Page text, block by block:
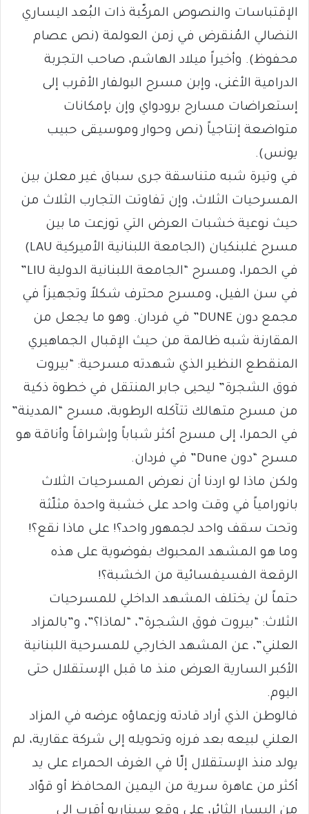
الإقتباسات والنصوص المركّبة ذات البُعد اليساري
النضالي المُنقرض في زمن العولمة (نص عصام
محفوظ). وأخيراً ميلاد الهاشم، صاحب التجربة
الدرامية الأغنى، وإبن مسرح البولفار الأقرب إلى
إستعراضات مسارح برودواي وإن بإمكانات
متواضعة إنتاجياً (نص وحوار وموسيقى حبيب
يونس).
في وتيرة شبه متناسقة جرى سباق غير معلن بين
المسرحيات الثلاث، وإن تفاوتت التجارب الثلاث من
حيث نوعية خشبات العرض التي توزعت ما بين
مسرح غلبنكيان (الجامعة اللبنانية الأميركية LAU)
في الحمرا، ومسرح “الجامعة اللبنانية الدولية LIU”
في سن الفيل، ومسرح محترف شكلاً وتجهيزاً في
مجمع دون DUNE” في فردان. وهو ما يجعل من
المقارنة شبه ظالمة من حيث الإقبال الجماهيري
المنقطع النظير الذي شهدته مسرحية: “بيروت
فوق الشجرة” ليحيى جابر المنتقل في خطوة ذكية
من مسرح متهالك تتآكله الرطوبة، مسرح “المدينة”
في الحمرا، إلى مسرح أكثر شباباً وإشراقاً وأناقة هو
مسرح “دون Dune” في فردان.
ولكن ماذا لو اردنا أن نعرض المسرحيات الثلاث
بانورامياً في وقت واحد على خشبة واحدة مثلّثة
وتحت سقف واحد لجمهور واحد؟! على ماذا نقع؟!
وما هو المشهد المحبوك بفوضوية على هذه
الرقعة الفسيفسائية من الخشبة؟!
حتماً لن يختلف المشهد الداخلي للمسرحيات
الثلاث: “بيروت فوق الشجرة”، “لماذا؟”، و”بالمزاد
العلني”، عن المشهد الخارجي للمسرحية اللبنانية
الأكبر السارية العرض منذ ما قبل الإستقلال حتى
اليوم.
فالوطن الذي أراد قادته وزعماؤه عرضه في المزاد
العلني لبيعه بعد فرزه وتحويله إلى شركة عقارية، لم
يولد منذ الإستقلال إلّا في الغرف الحمراء على يد
أكثر من عاهرة سرية من اليمين المحافظ أو قوّاد
من اليسار الثائر، على وقع سيناريو أقرب إلى